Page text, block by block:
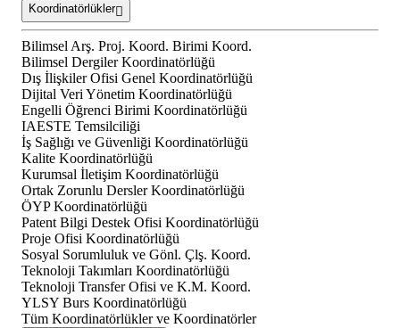
Koordinatörlükler
Bilimsel Arş. Proj. Koord. Birimi Koord.
Bilimsel Dergiler Koordinatörlüğü
Dış İlişkiler Ofisi Genel Koordinatörlüğü
Dijital Veri Yönetim Koordinatörlüğü
Engelli Öğrenci Birimi Koordinatörlüğü
IAESTE Temsilciliği
İş Sağlığı ve Güvenliği Koordinatörlüğü
Kalite Koordinatörlüğü
Kurumsal İletişim Koordinatörlüğü
Ortak Zorunlu Dersler Koordinatörlüğü
ÖYP Koordinatörlüğü
Patent Bilgi Destek Ofisi Koordinatörlüğü
Proje Ofisi Koordinatörlüğü
Sosyal Sorumluluk ve Gönl. Çlş. Koord.
Teknoloji Takımları Koordinatörlüğü
Teknoloji Transfer Ofisi ve K.M. Koord.
YLSY Burs Koordinatörlüğü
Tüm Koordinatörlükler ve Koordinatörler